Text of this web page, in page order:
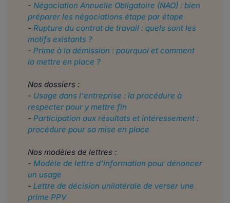
- Négociation Annuelle Obligatoire (NAO) : bien
préparer les négociations étape par étape
- Rupture du contrat de travail : quels sont les
motifs existants ?
- Prime à la démission : pourquoi et comment
la mettre en place ?
Nos dossiers :
- Usage dans l'entreprise : la procédure à
respecter pour y mettre fin
- Participation aux résultats et intéressement :
procédure pour sa mise en place
Nos modèles de lettres :
- Modèle de lettre d'information pour dénoncer
un usage
- Lettre de décision unilatérale de verser une
prime PPV